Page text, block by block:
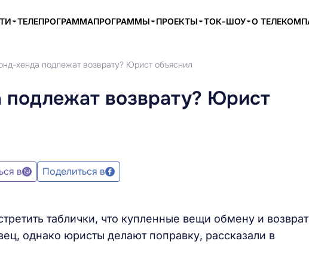
ТЕЛЕПРОГРАММАПРОГРАММЫ ПРОЕКТЫ ТОК-ШОУ О
хенда подлежат возврату? Юрист объяснил
возврату? Юрист
в Поделиться в
таблички, что купленные вещи обмену и
однако юристы делают поправку, рассказали в